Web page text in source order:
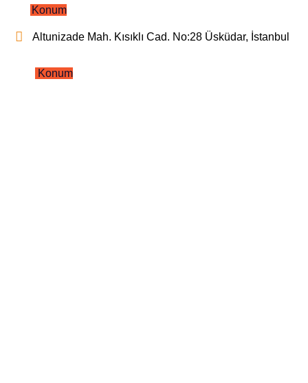
Konum
Altunizade Mah. Kısıklı Cad. No:28 Üsküdar, İstanbul
Konum